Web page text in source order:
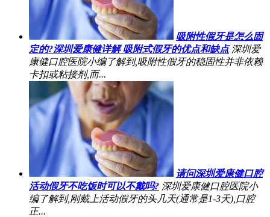
吸附性假牙是怎么固
定的?深圳爱康健详解 吸附式假牙的优点和缺点 深圳爱
康健口腔医院小编了解到,吸附性假牙的稳固性并非依赖
卡扣或粘接剂,而...
请问深圳爱康健口腔
活动假牙不吃饭时可以不戴吗? 深圳爱康健口腔医院小
编了解到,刚戴上活动假牙的头几天(通常是1-3天),口腔
正...